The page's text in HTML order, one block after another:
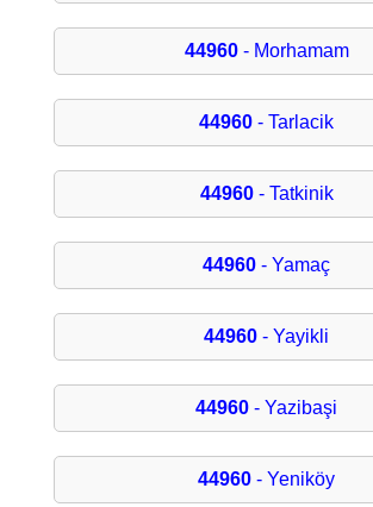
44960- Morhamam
44960 - Tarlacik
44960- Tatkinik
44960 - Yamaç
44960 - Yayikli
44960 - Yazibaşi
44960 - Yeniköy